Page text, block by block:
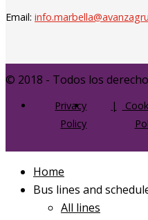
Email:
© 2018 - Todos los
Privacy
Policy
Home
Bus lines and
All lines